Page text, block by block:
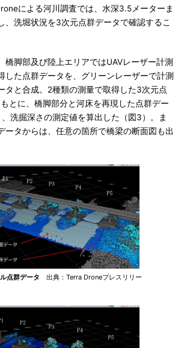
による河川調査では、水深3.5メーターま
、洗堀状況を3次元点群データで確認するこ
脚部及び陸上エリアではUAVレーザー計測
した点群データを、グリーンレーザーで計測
タと合成。2種類の測量で取得した3次元点
とに、橋脚部分と河床を再現した点群デー
洗掘深さの測定値を算出した（図3）。ま
ータからは、任意の箇所で橋梁の断面図も出
点群データ 出典：Terra Droneプレスリリー